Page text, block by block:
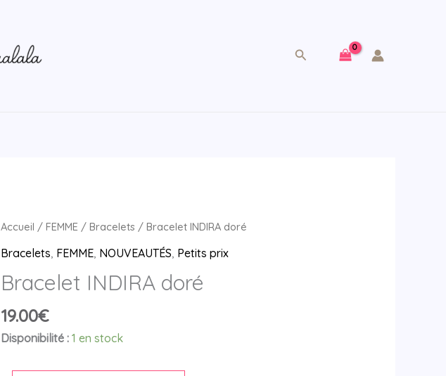
Rechercher
Accueil /FEMME /Bracelets / Bracelet INDIRA doré
Bracelets FEMME NOUVEAUTÉS Petits prix
Bracelet INDIRA doré
19.00€
Disponibilité : 1 en stock
quantité
de
INDIRA